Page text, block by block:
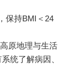
保持BMI＜24
原地理与生活
统了解病因、